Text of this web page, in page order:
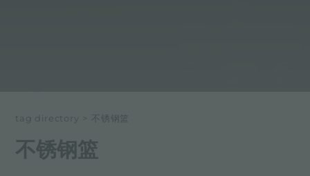
tag directory > 不锈钢篮
不锈钢篮